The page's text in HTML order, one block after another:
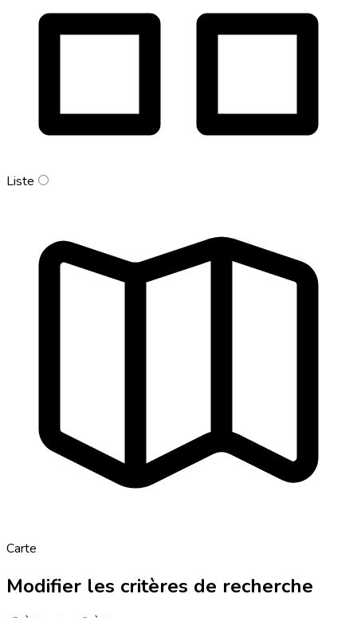
Liste
Carte
Modifier les critères de recherche